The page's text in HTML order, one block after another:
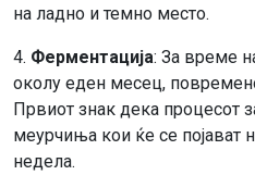
на ладно и темно место.
4. Ферментација: За време
околу еден месец, повремено
Првиот знак дека процесот
меурчиња кои ќе се појават
недела.